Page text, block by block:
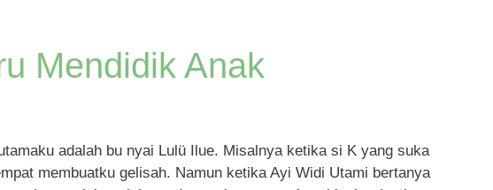
Mendidik Anak
adalah bu nyai Lulü Ilue. Misalnya ketika si K yang suka
membuatku gelisah. Namun ketika Ayi Widi Utami bertanya